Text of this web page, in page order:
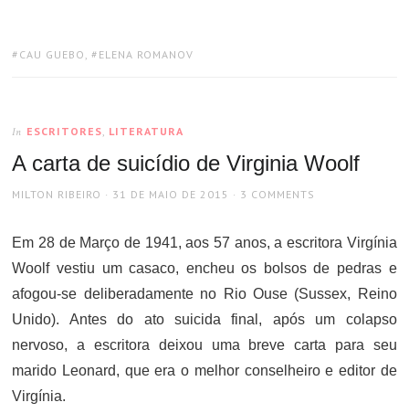
TAGS:
CAU GUEBO , ELENA ROMANOV
In ESCRITORES, LITERATURA
A carta de suicídio de Virginia Woolf
AUTHOR
MILTON RIBEIRO
POSTED
31 DE MAIO DE 2015 3 COMMENTS
Em 28 de Março de 1941, aos 57 anos, a escritora Virgínia
Woolf vestiu um casaco, encheu os bolsos de pedras e
afogou-se deliberadamente no Rio Ouse (Sussex, Reino
Unido). Antes do ato suicida final, após um colapso
nervoso, a escritora deixou uma breve carta para seu
marido Leonard, que era o melhor conselheiro e editor de
Virgínia.